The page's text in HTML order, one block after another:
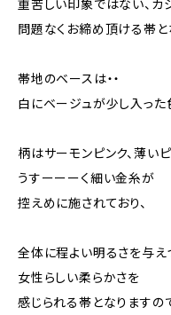
重苦しい印象ではない、カ
問題なくお締め頂ける帯と
帯地のベースは・・
白にベージュが少し入った
柄はサーモンピンク、薄い
うすーーーく細い金糸が
控えめに施されており、
全体に程よい明るさを与え
女性らしい柔らかさを
感じられる帯となりますの